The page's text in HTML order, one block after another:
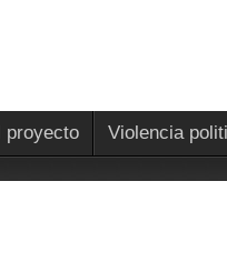
proyecto Violencia